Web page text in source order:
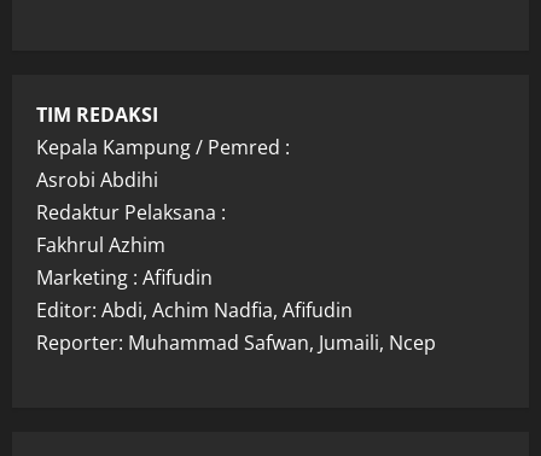
TIM REDAKSI
Kepala Kampung / Pemred :
Asrobi Abdihi
Redaktur Pelaksana :
Fakhrul Azhim
Marketing : Afifudin
Editor: Abdi, Achim Nadfia, Afifudin
Reporter: Muhammad Safwan, Jumaili, Ncep